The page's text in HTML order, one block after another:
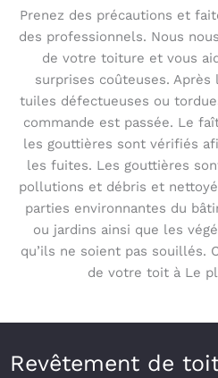
Prenez des précautions et
des professionnels. Nous
de votre toiture et vous
surprises coûteuses.
tuiles défectueuses ou
commande est passée. Le
les gouttières sont vérifiés
les fuites. Les gouttières
pollutions et débris et
parties environnantes du
ou jardins ainsi que les
qu’ils ne soient pas souillés.
de votre toit à Le
Revêtement de